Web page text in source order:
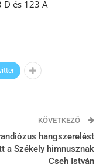
D és 123 A
KÖVETKEZŐ
hangszerelést
a Székely himnusznak
Cseh István